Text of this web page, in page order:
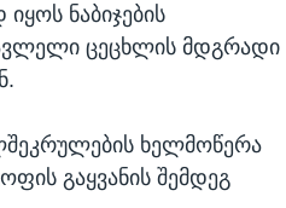
ნაბიჯების
ცეცხლის მდგრადი
ხელმოწერა
გაყვანის შემდეგ